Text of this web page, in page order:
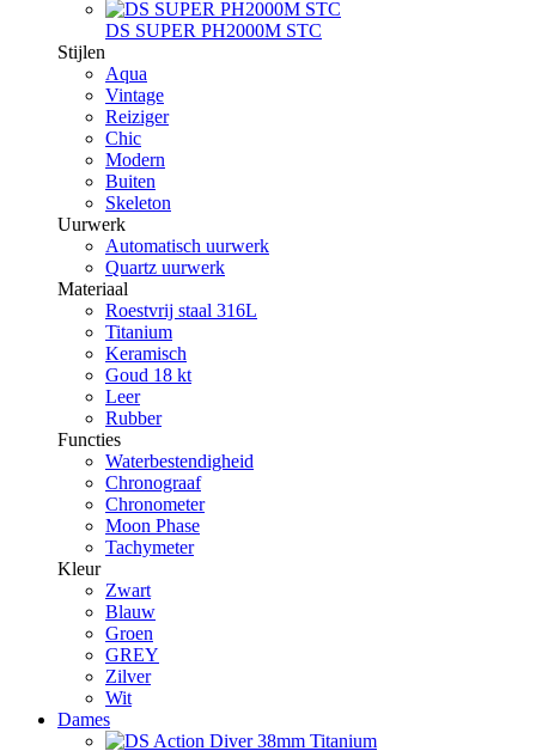
DS SUPER PH2000M STC
Stijlen
Aqua
Vintage
Reiziger
Chic
Modern
Buiten
Skeleton
Uurwerk
Automatisch uurwerk
Quartz uurwerk
Materiaal
Roestvrij staal 316L
Titanium
Keramisch
Goud 18 kt
Leer
Rubber
Functies
Waterbestendigheid
Chronograaf
Chronometer
Moon Phase
Tachymeter
Kleur
Zwart
Blauw
Groen
GREY
Zilver
Wit
Dames